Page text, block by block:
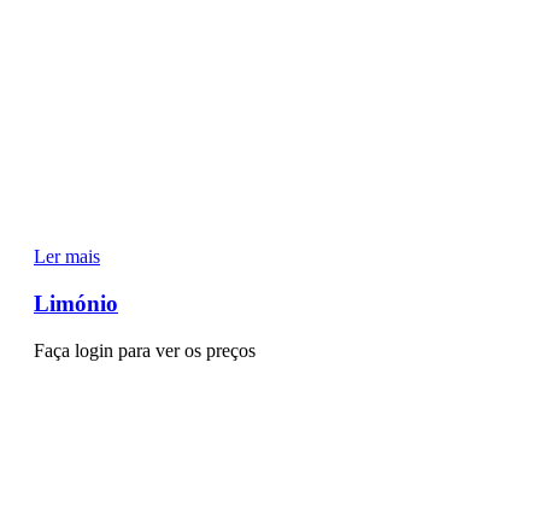
Ler mais
Limónio
Faça login para ver os preços